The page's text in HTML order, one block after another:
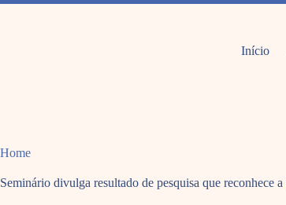
Pular
Início
Home
Seminário divulga resultado de pesquisa que reconhece